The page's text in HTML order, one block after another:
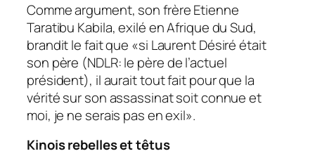
Comme argument, son frère Etienne
Taratibu Kabila, exilé en Afrique du Sud,
brandit le fait que «si Laurent Désiré était
son père (NDLR:le père de l’actuel
président), il aurait tout fait pour que la
vérité sur son assassinat soit connue et
moi, je ne serais pas en exil».
Kinois rebelles et têtus